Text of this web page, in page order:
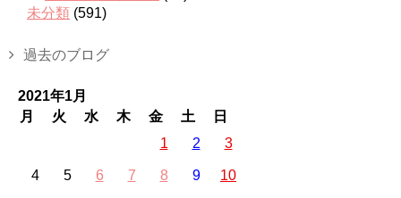
未分類 (591)
過去のブログ
2021年1月
月
火 水 木 金 土
日
1
2 3
4 5 6 7 8 9 10